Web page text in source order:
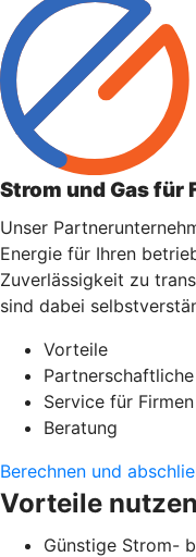
Strom und Gas für
Unser
Energie für Ihren
Zuverlässigkeit zu
sind dabei
Vorteile
Service für Firmen
Beratung
Berechnen und
Vorteile nutzen
Günstige Strom-